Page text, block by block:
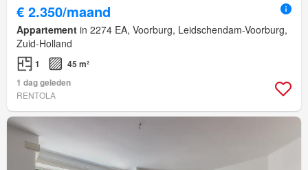
€ 2.350/maand
Appartement in 2274 EA, Voorburg, Leidschendam-Voorburg,
Zuid-Holland
1
45 m²
1 dag geleden
RENTOLA